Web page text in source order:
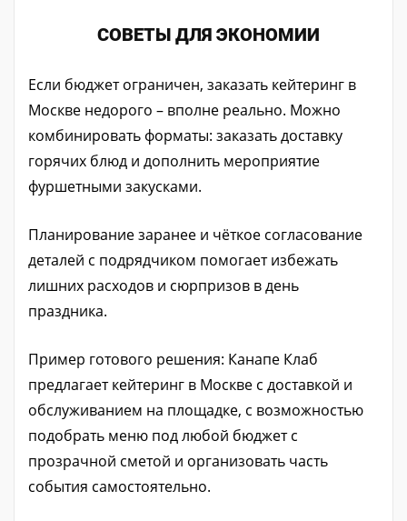
СОВЕТЫ ДЛЯ ЭКОНОМИИ
Если бюджет ограничен, заказать кейтеринг в
Москве недорого – вполне реально. Можно
комбинировать форматы: заказать доставку
горячих блюд и дополнить мероприятие
фуршетными закусками.
Планирование заранее и чёткое согласование
деталей с подрядчиком помогает избежать
лишних расходов и сюрпризов в день
праздника.
Пример готового решения: Канапе Клаб
предлагает кейтеринг в Москве с доставкой и
обслуживанием на площадке, с возможностью
подобрать меню под любой бюджет с
прозрачной сметой и организовать часть
события самостоятельно.